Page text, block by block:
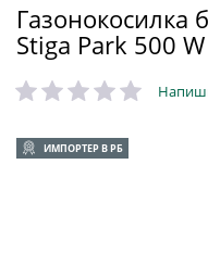
Газонокосилка
Stiga Park 500 W
ИМПОРТЕР В РБ